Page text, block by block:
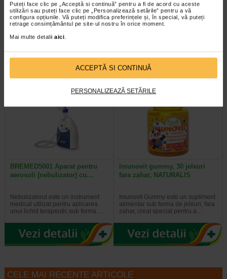
Puteți face clic pe „Acceptă si continuă” pentru a fi de acord cu aceste
utilizări sau puteți face clic pe „Personalizează setările” pentru a vă
configura opțiunile. Vă puteți modifica preferințele și, în special, vă puteți
retrage consimțământul pe site-ul nostru în orice moment.
Mai multe detalii aici.
ACCEPTĂ SI CONTINUĂ
PERSONALIZEAZĂ SETĂRILE
culoare violet WS-2, B.Well
B.Well WS-2 este un stetoscop
clasic, cu o piesa de piept cu cap
NATURALIS
BREMED5001 Aparat pentru
aerosoli (nebulizator) cu…
Nebulizatorul este un instrument
medical utilizat pentru aplicarea
unui lichid terapeutic sub forma…
Imunovit gummy, 30 jeleuri
fara zahar, NATURALIS
Imunovit Gummy este un supliment
alimentar sub forma de jeleuri, fara
zahar, creat special pentru a…
CELE MAI RECENTE ARTICOLE